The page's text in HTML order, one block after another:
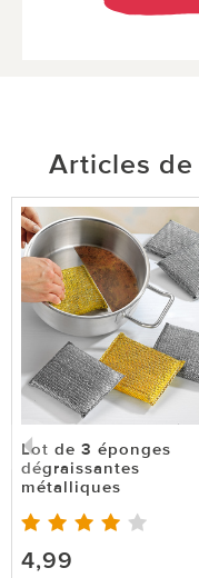
Articles
Lot de 3 éponges
dégraissantes
métalliques
4,99